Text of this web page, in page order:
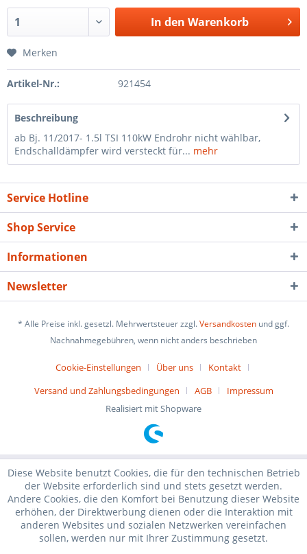
In den Warenkorb
Merken
Artikel-Nr.: 921454
Beschreibung
ab Bj. 11/2017- 1.5l TSI 110kW Endrohr nicht wählbar,
Endschalldämpfer wird versteckt für... mehr
Service Hotline
Shop Service
Informationen
Newsletter
* Alle Preise inkl. gesetzl. Mehrwertsteuer zzgl.Versandkosten und ggf.
Nachnahmegebühren, wenn nicht anders beschrieben
Cookie-Einstellungen Über uns
Kontakt
Versand und Zahlungsbedingungen
AGB
Impressum
Realisiert mit Shopware
Diese Website benutzt Cookies, die für den technischen Betrieb
der Website erforderlich sind und stets gesetzt werden.
Andere Cookies, die den Komfort bei Benutzung dieser Website
erhöhen, der Direktwerbung dienen oder die Interaktion mit
anderen Websites und sozialen Netzwerken vereinfachen
sollen, werden nur mit Ihrer Zustimmung gesetzt.